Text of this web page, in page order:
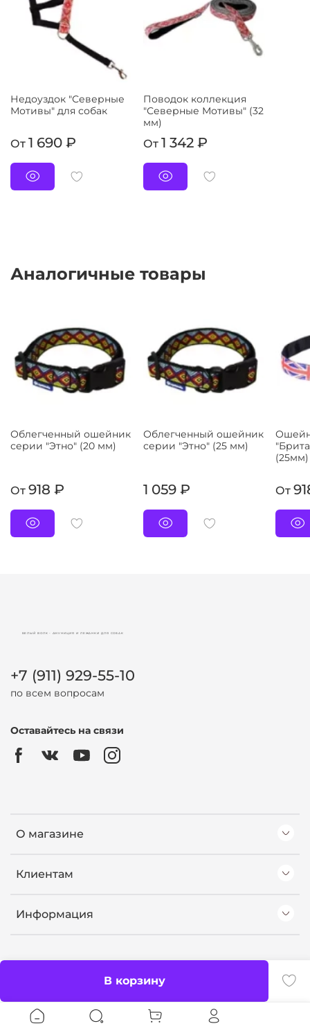
В корзину
Недоуздок "Северные
Мотивы" для собак
От 1 690 ₽
Поводок коллекция
"Северные Мотивы" (32
мм)
От 1 342 ₽
Аналогичные товары
Облегченный ошейник
серии "Этно" (20 мм)
От 918 ₽
Облегченный ошейник
серии "Этно" (25 мм)
1 059 ₽
(25мм)
От
О магазине
Клиентам
Информация
БЕЛЫЙ ВОЛК - АМУНИЦИЯ И ЛЕЖАНКИ ДЛЯ СОБАК
+7 (911) 929-55-10
по всем вопросам
Оставайтесь на связи